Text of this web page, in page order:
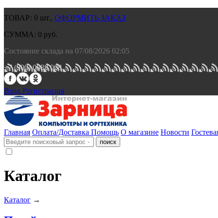
ТОВАР: 0 шт., ОФОРМИТЬ ЗАКАЗ
СУММА: 0 руб.
Состояние склада на 07/08/2026 02:05
+7 (900) 0688 008.
Вход.Регистрация
Главная Оплата/Доставка Помощь О магазине Новости
Каталог
Каталог →